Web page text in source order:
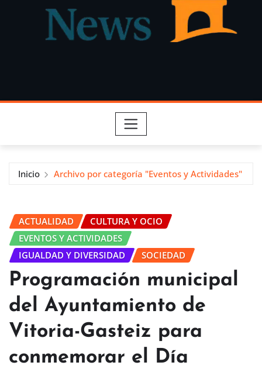
Inicio Archivo por categoría "Eventos y Actividades"
ACTUALIDAD
CULTURA Y OCIO
EVENTOS Y ACTIVIDADES
IGUALDAD Y DIVERSIDAD
SOCIEDAD
Programación municipal
del Ayuntamiento de
Vitoria-Gasteiz para
conmemorar el Día